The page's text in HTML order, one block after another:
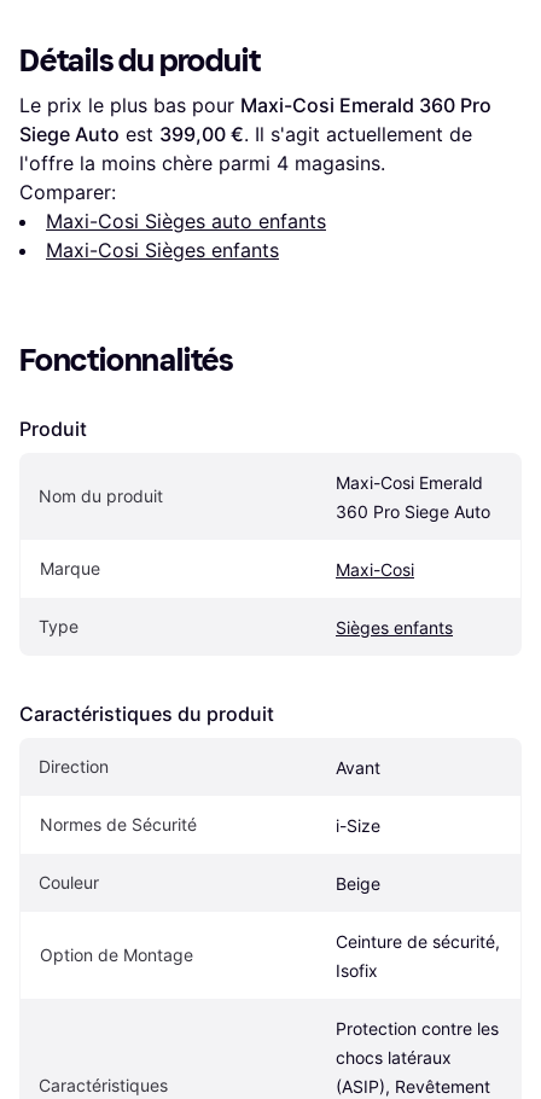
Détails du produit
Le prix le plus bas pour Maxi-Cosi Emerald 360 Pro
Siege Auto est 399,00 €. Il s'agit actuellement de
l'offre la moins chère parmi 4 magasins.
Comparer:
Maxi-Cosi Sièges auto enfants
Maxi-Cosi Sièges enfants
Fonctionnalités
Produit
Nom du produit
Maxi-Cosi Emerald
360 Pro Siege Auto
Marque Maxi-Cosi
Type Sièges enfants
Caractéristiques du produit
Direction Avant
Normes de Sécurité i-Size
Couleur Beige
Option de Montage
Ceinture de sécurité,
Isofix
Caractéristiques
Protection contre les
chocs latéraux
(ASIP), Revêtement